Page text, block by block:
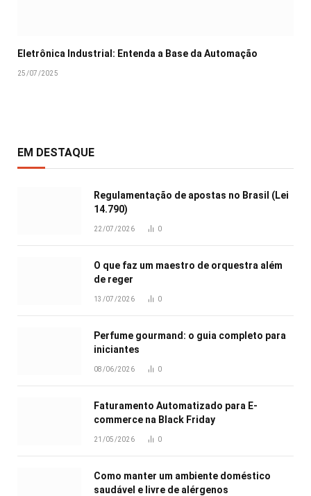
Eletrônica Industrial: Entenda a Base da Automação
25/07/2025
EM DESTAQUE
Regulamentação de apostas no Brasil (Lei
14.790)
22/07/2026 0
O que faz um maestro de orquestra além
de reger
13/07/2026 0
Perfume gourmand: o guia completo para
iniciantes
08/06/2026 0
Faturamento Automatizado para E-
commerce na Black Friday
21/05/2026 0
Como manter um ambiente doméstico
saudável e livre de alérgenos